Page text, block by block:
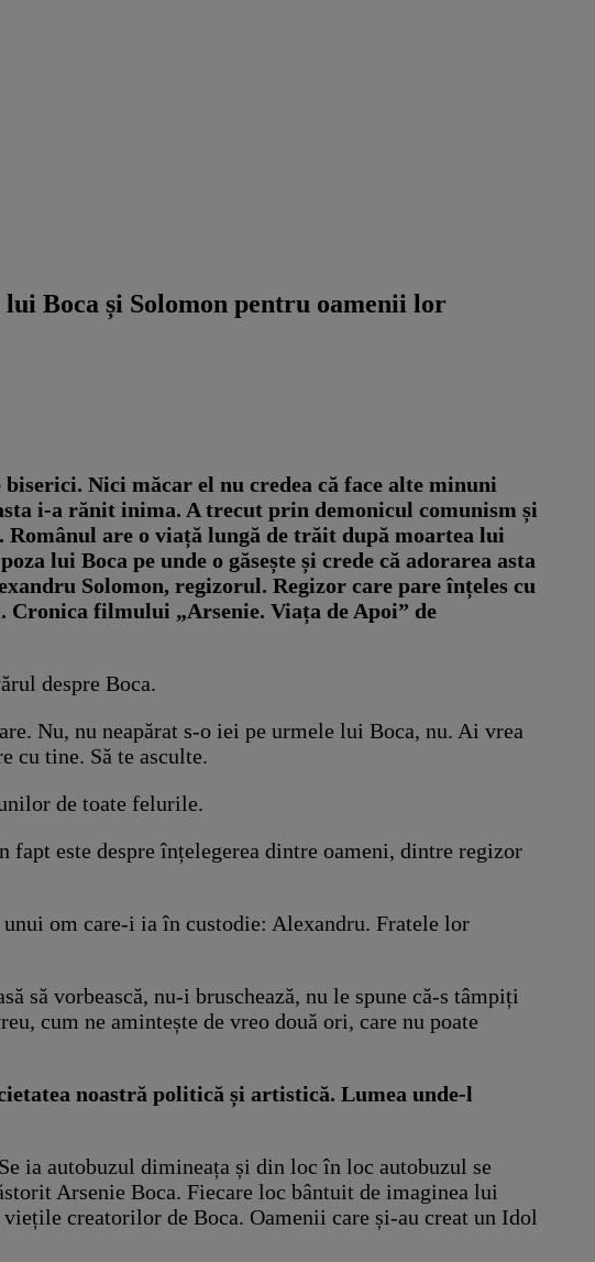
Boca și Solomon pentru oamenii lor
biserici. Nici măcar el nu credea că face alte minuni
i-a rănit inima. A trecut prin demonicul comunism și
are o viață lungă de trăit după moartea lui
lui Boca pe unde o găsește și crede că adorarea asta
Solomon, regizorul. Regizor care pare înțeles cu
Cronica filmului „Arsenie. Viața de Apoi” de
despre Boca.
Nu, nu neapărat s-o iei pe urmele lui Boca, nu. Ai vrea
cu tine. Să te asculte.
de toate felurile.
este despre înțelegerea dintre oameni, dintre regizor
om care-i ia în custodie: Alexandru. Fratele lor
să vorbească, nu-i bruschează, nu le spune că-s tâmpiți
cum ne amintește de vreo două ori, care nu poate
noastră politică și artistică. Lumea unde-l
ia autobuzul dimineața și din loc în loc autobuzul se
Arsenie Boca. Fiecare loc bântuit de imaginea lui
creatorilor de Boca. Oamenii care și-au creat un Idol